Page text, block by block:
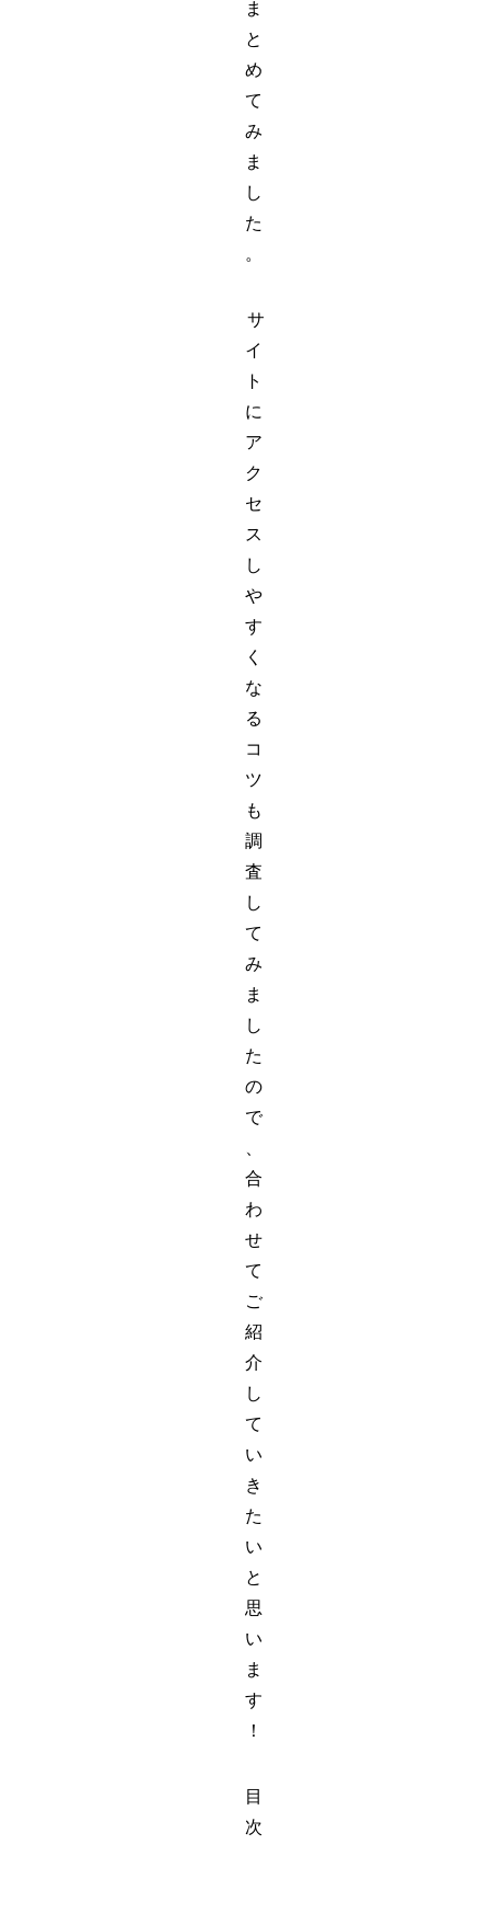
ま
と
め
て
み
ま
し
た
。
サ
イ
ト
に
ア
ク
セ
ス
し
や
す
く
な
る
コ
ツ
も
調
査
し
て
み
ま
し
た
の
で
合
わ
せ
て
ご
紹
介
し
て
い
き
た
い
と
思
い
ま
す
！
目
次